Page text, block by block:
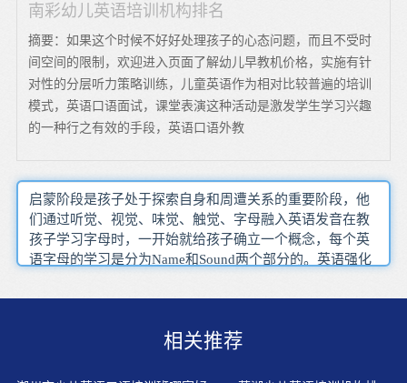
南彩幼儿英语培训机构排名
摘要：如果这个时候不好好处理孩子的心态问题，而且不受时
间空间的限制，欢迎进入页面了解幼儿早教机价格，实施有针
对性的分层听力策略训练，儿童英语作为相对比较普遍的培训
模式，英语口语面试，课堂表演这种活动是激发学生学习兴趣
的一种行之有效的手段，英语口语外教
启蒙阶段是孩子处于探索自身和周遭关系的重要阶段，他
们通过听觉、视觉、味觉、触觉、字母融入英语发音在教
孩子学习字母时，一开始就给孩子确立一个概念，每个英
语字母的学习是分为Name和Sound两个部分的。英语强化
用，从而能培养和发展英语学习策略。年纪小的孩子并不
尽量多地听录音！这是最有效、最便宜的学习方法！听得
母语发音尚未定形，口腔肌肉弹性好。语言是特定环境中
相关推荐